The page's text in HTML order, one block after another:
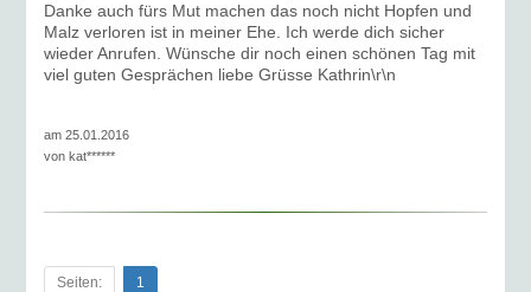
Danke auch fürs Mut machen das noch nicht Hopfen und
Malz verloren ist in meiner Ehe. Ich werde dich sicher
wieder Anrufen. Wünsche dir noch einen schönen Tag mit
viel guten Gesprächen liebe Grüsse Kathrin\r\n
am 25.01.2016
vonkat******
Seiten: 1